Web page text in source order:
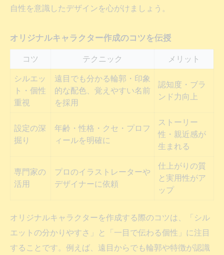
自性を意識したデザインを心がけましょう。
オリジナルキャラクター作成のコツを伝授
コツ テクニック メリット
シルエッ
ト・個性
重視
遠目でも分かる輪郭・印象
的な配色、覚えやすい名前
を採用
認知度・ブラ
ンド力向上
設定の深
掘り
年齢・性格・クセ・プロフ
ィールを明確に
ストーリー
性・親近感が
生まれる
専門家の
活用
プロのイラストレーターや
デザイナーに依頼
仕上がりの質
と実用性がア
ップ
オリジナルキャラクターを作成する際のコツは、「シル
エットの分かりやすさ」と「一目で伝わる個性」に注目
することです。例えば、遠目からでも輪郭や特徴が認識